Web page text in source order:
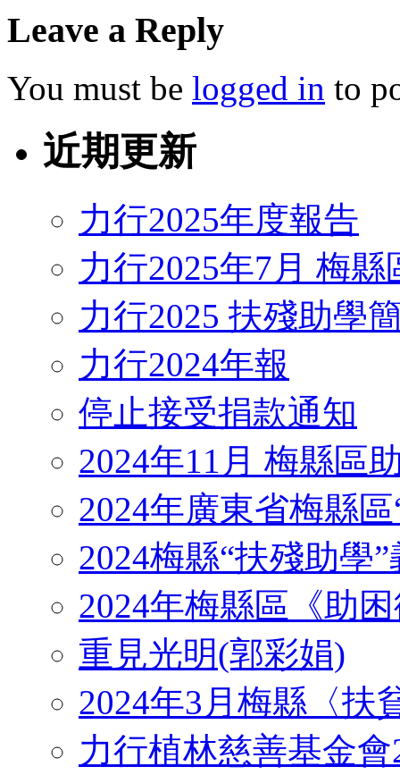
Leave a Reply
You must be logged in to
近期更新
力行2025年度報告
力行2025年7月 梅
力行2025 扶殘助學
力行2024年報
停止接受捐款通知
2024年11月 梅縣區
2024年廣東省梅縣
2024梅縣“扶殘助學
2024年梅縣區《助
重見光明(郭彩娟)
2024年3月梅縣〈扶
力行植林慈善基金